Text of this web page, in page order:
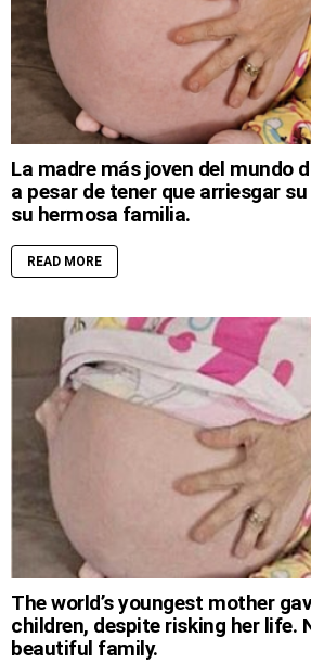
La madre más joven del mundo
a pesar de tener que arriesgar
su hermosa familia.
READ MORE
The world’s youngest mother
children, despite risking her life.
beautiful family.